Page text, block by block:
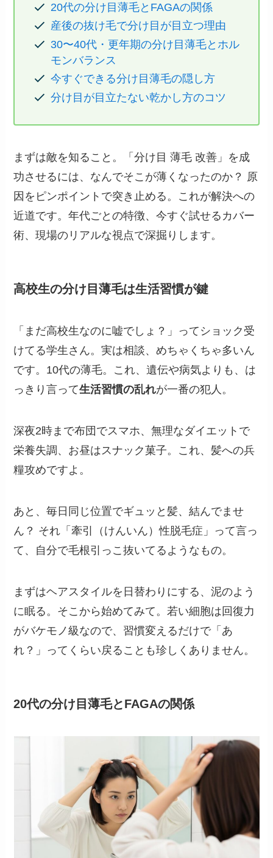
20代の分け目薄毛とFAGAの関係
産後の抜け毛で分け目が目立つ理由
30〜40代・更年期の分け目薄毛とホル
モンバランス
今すぐできる分け目薄毛の隠し方
分け目が目立たない乾かし方のコツ
まずは敵を知ること。「分け目 薄毛 改善」を成
功させるには、なんでそこが薄くなったのか？ 原
因をピンポイントで突き止める。これが解決への
近道です。年代ごとの特徴、今すぐ試せるカバー
術、現場のリアルな視点で深掘りします。
高校生の分け目薄毛は生活習慣が鍵
「まだ高校生なのに嘘でしょ？」ってショック受
けてる学生さん。実は相談、めちゃくちゃ多いん
です。10代の薄毛。これ、遺伝や病気よりも、は
っきり言って生活習慣の乱れが一番の犯人。
深夜2時まで布団でスマホ、無理なダイエットで
栄養失調、お昼はスナック菓子。これ、髪への兵
糧攻めですよ。
あと、毎日同じ位置でギュッと髪、結んでませ
ん？ それ「牽引（けんいん）性脱毛症」って言っ
て、自分で毛根引っこ抜いてるようなもの。
まずはヘアスタイルを日替わりにする、泥のよう
に眠る。そこから始めてみて。若い細胞は回復力
がバケモノ級なので、習慣変えるだけで「あ
れ？」ってくらい戻ることも珍しくありません。
20代の分け目薄毛とFAGAの関係